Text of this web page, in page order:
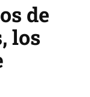
de
los